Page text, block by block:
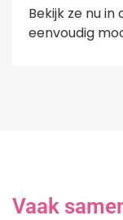
Bekijk ze nu
eenvoudig
Vaak